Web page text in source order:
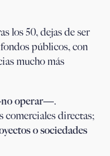
los 50, dejas de ser
públicos, con
mucho más
operar—.
comerciales directas;
o sociedades